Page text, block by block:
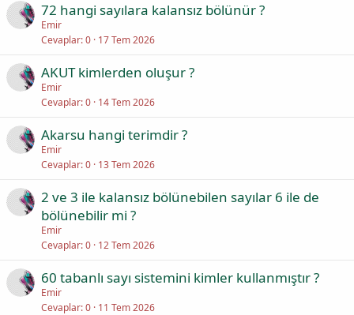
72 hangi sayılara kalansız bölünür ?
Emir
Cevaplar 0 17 Tem 2026
AKUT kimlerden oluşur ?
Emir
Cevaplar 0 14 Tem 2026
Akarsu hangi terimdir ?
Emir
Cevaplar 0 13 Tem 2026
2 ve 3 ile kalansız bölünebilen sayılar 6 ile de
bölünebilir mi ?
Emir
Cevaplar 0 12 Tem 2026
60 tabanlı sayı sistemini kimler kullanmıştır ?
Emir
Cevaplar 0 11 Tem 2026